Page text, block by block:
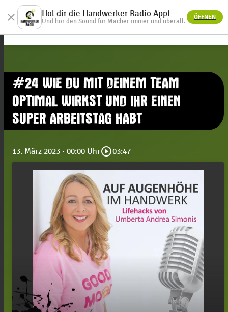
menu
#24 WIE DU MIT DEINEM TEAM
OPTIMAL WIRKST UND IHR EINEN
SUPER ARBEITSTAG HABT
13. März 2023 · 00:00 Uhrplay_circle_outline03:47
close Hol dir die Handwerker Radio App!
Und hör den Sound für Macher immer und überall.
ÖFFNEN